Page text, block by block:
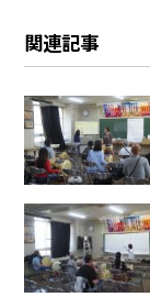
関連記事